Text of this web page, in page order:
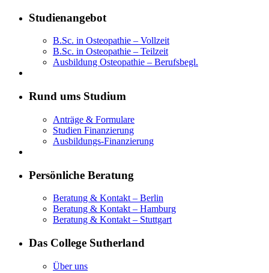
Studienangebot
B.Sc. in Osteopathie – Vollzeit
B.Sc. in Osteopathie – Teilzeit
Ausbildung Osteopathie – Berufsbegl.
Rund ums Studium
Anträge & Formulare
Studien Finanzierung
Ausbildungs-Finanzierung
Persönliche Beratung
Beratung & Kontakt – Berlin
Beratung & Kontakt – Hamburg
Beratung & Kontakt – Stuttgart
Das College Sutherland
Über uns